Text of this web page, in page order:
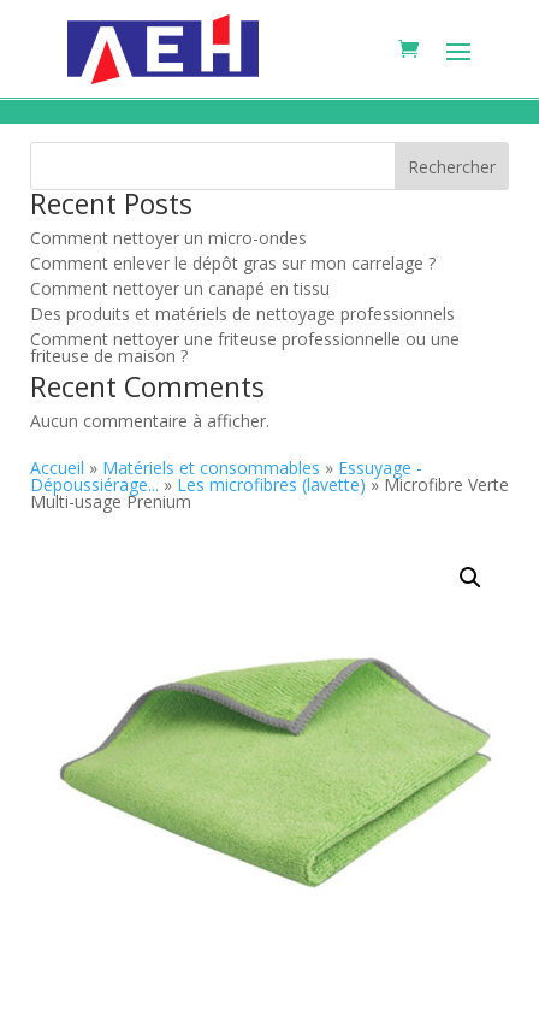
Rechercher
Recent Posts
Comment nettoyer un micro-ondes
Comment enlever le dépôt gras sur mon carrelage ?
Comment nettoyer un canapé en tissu
Des produits et matériels de nettoyage professionnels
Comment nettoyer une friteuse professionnelle ou une
friteuse de maison ?
Recent Comments
Aucun commentaire à afficher.
Accueil » Matériels et consommables » Essuyage -
Dépoussiérage... » Les microfibres (lavette) » Microfibre Verte
Multi-usage Prenium